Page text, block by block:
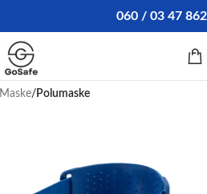
060 / 03 47 862
Maske Polumaske